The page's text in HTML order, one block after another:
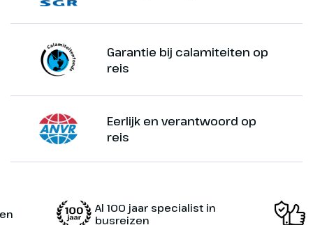
Garantie bij calamiteiten op
reis
Eerlijk en verantwoord op
reis
Al 100 jaar specialist in
busreizen